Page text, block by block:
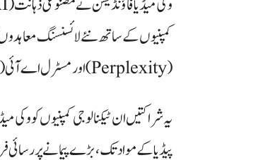
کمپنیوں کے ساتھ نئے لائسنسنگ معاہدوں
(Perplexity) اور مسٹرل اے آئی (Mistral AI) شامل ہیں۔
یہ شراکتیں ان ٹیکنالوجی کمپنیوں کو
پیڈیا کے مواد تک، بڑے پیمانے پر رسائی